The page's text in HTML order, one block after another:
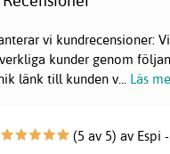
vi kundrecensioner:
kunder genom
länk till kunden v
Läs
(5 av 5) av Espi